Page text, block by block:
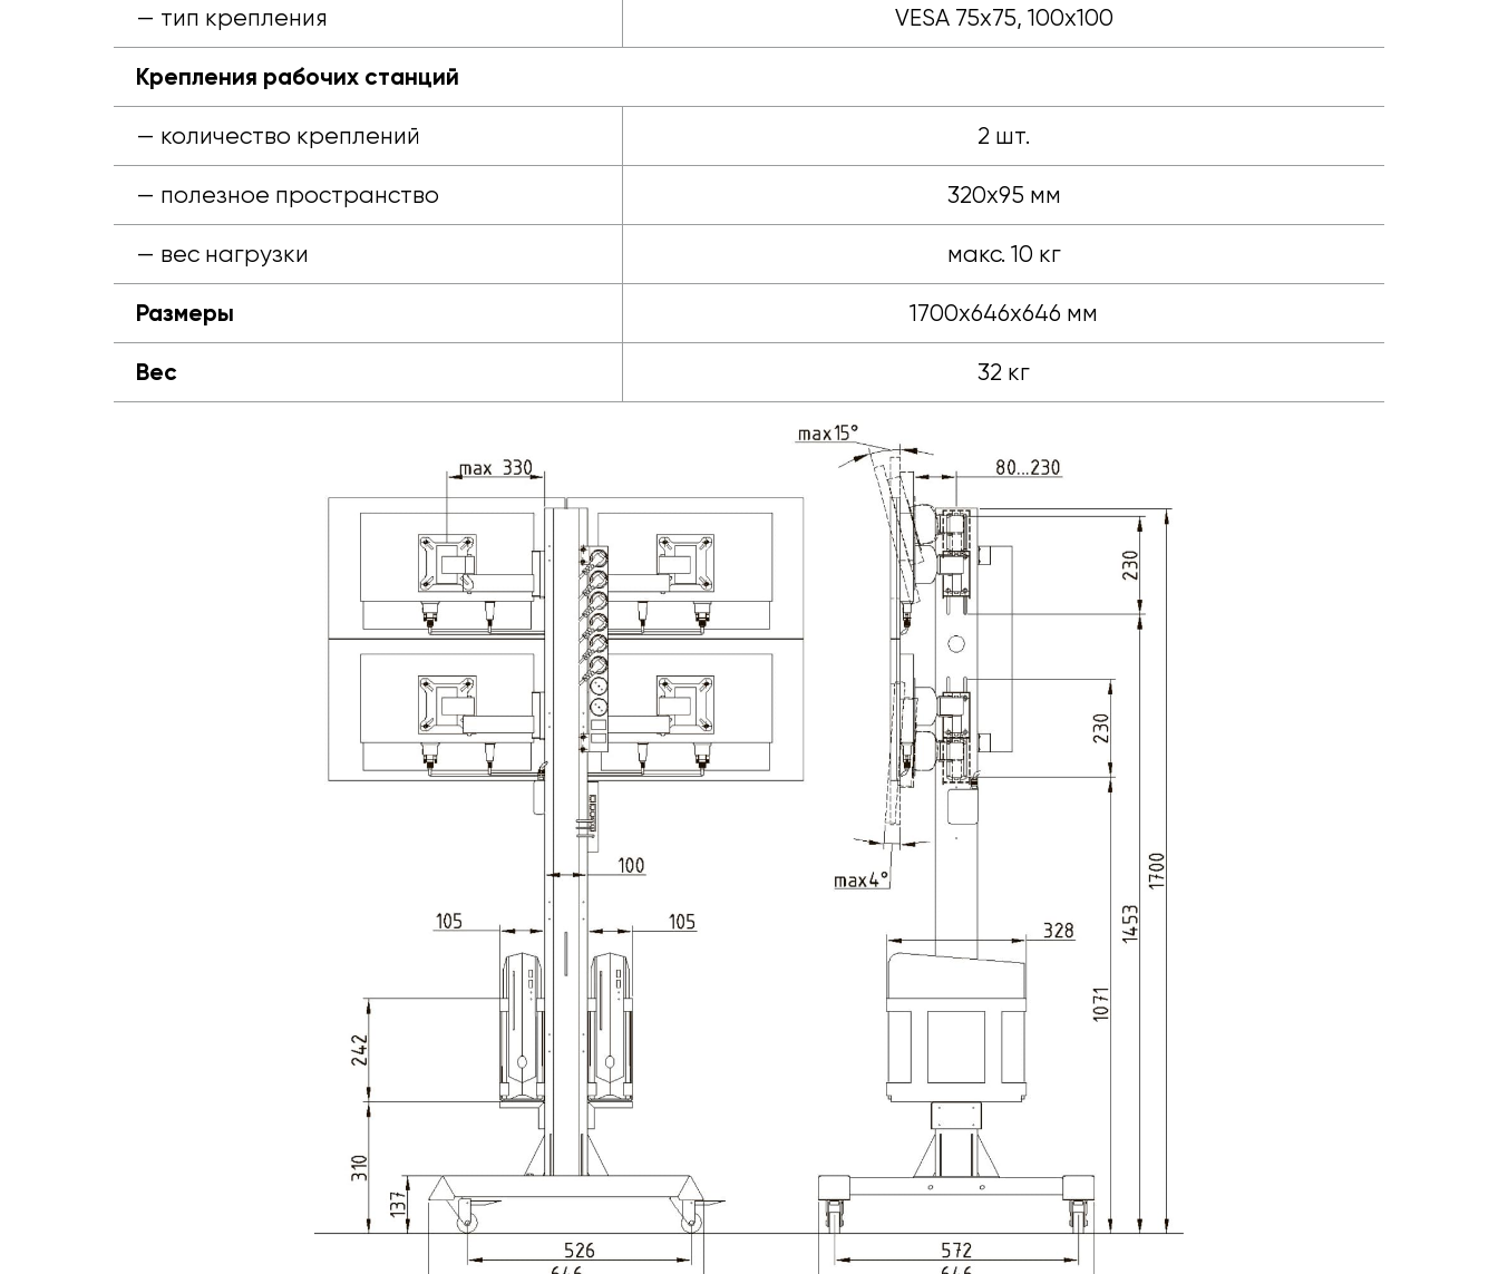
— тип крепления VESA 75х75, 100х100
Крепления рабочих станций
— количество креплений 2 шт.
— полезное пространство 320х95 мм
— вес нагрузки макс. 10 кг
Размеры 1700х646х646 мм
Вес 32 кг